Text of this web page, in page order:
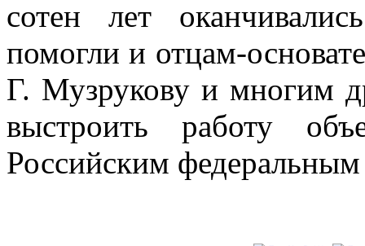
сотен лет
помогли и отцам-
Г. Музрукову и многим
выстроить работу
Российским